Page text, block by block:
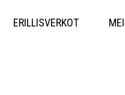
sisältöön
ERILLISVERKOT